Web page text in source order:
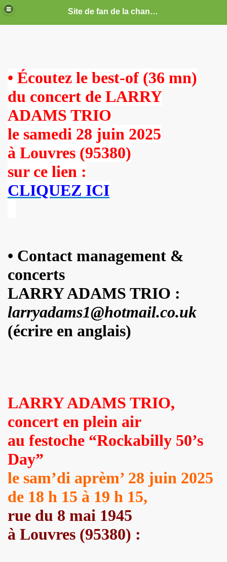
Site de fan de la chanteuse Marie France
• Écoutez le best-of (36 mn)
du concert de LARRY
ADAMS TRIO
le samedi 28 juin 2025
à Louvres (95380)
sur ce lien :
CLIQUEZ ICI
• Contact management &
concerts
LARRY ADAMS TRIO :
larryadams1@hotmail.co.uk
(écrire en anglais)
LARRY ADAMS TRIO,
concert en plein air
au festoche “Rockabilly 50’s
Day”
le sam’di aprèm’ 28 juin 2025
de 18 h 15 à 19 h 15,
rue du 8 mai 1945
à Louvres (95380) :
2019 a decembre 2026.
2017 a decembre 2019.
2016 a decembre 2016.
2015 a juin 2016.
2015 a decembre 2015.
2012 a juin 2013.
2011 a juin 2012.
2011 a juin 2011.
2010 a decembre 2010.
2008 a decembre 2008.
(a partir d'octobre 2021).
1977 a 1983.
(et courrier des lecteurs de "JUKE
MARIE FRANCE parus entre 2006 et 2012.